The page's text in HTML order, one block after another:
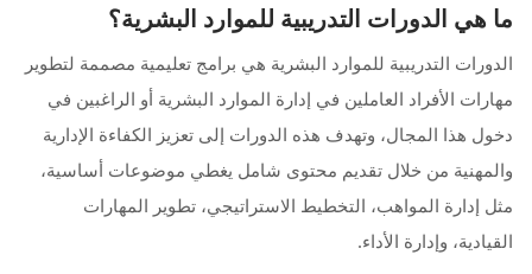
ما هي الدورات التدريبية للموارد البشرية؟
الدورات التدريبية للموارد البشرية هي برامج تعليمية مصممة لتطوير
مهارات الأفراد العاملين في إدارة الموارد البشرية أو الراغبين في
دخول هذا المجال، وتهدف هذه الدورات إلى تعزيز الكفاءة الإدارية
والمهنية من خلال تقديم محتوى شامل يغطي موضوعات أساسية،
مثل إدارة المواهب، التخطيط الاستراتيجي، تطوير المهارات
القيادية، وإدارة الأداء.